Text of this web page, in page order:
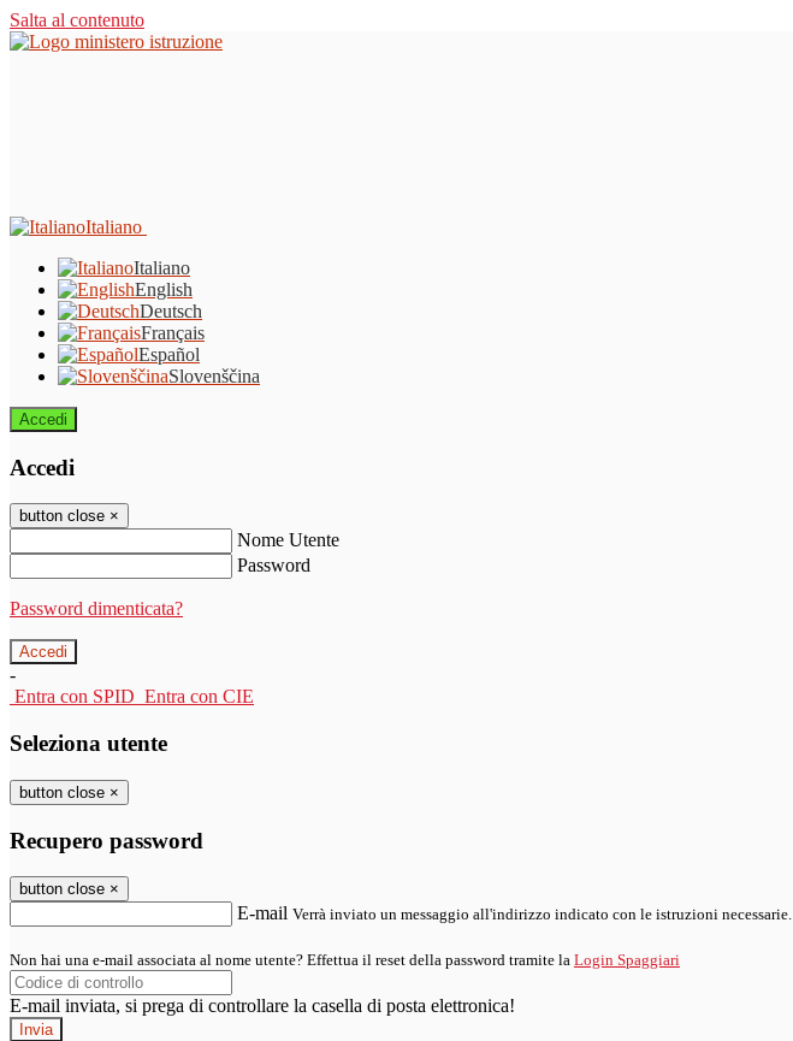
Salta al contenuto
Italiano
Italiano
English
Deutsch
Français
Español
Slovenščina
Accedi
Accedi
button close ×
Nome Utente
Password
Password dimenticata?
-
Entra con SPID Entra con CIE
Seleziona utente
button close ×
Recupero password
button close ×
E-mail Verrà inviato un messaggio all'indirizzo indicato con le istruzioni necessarie.
Non hai una e-mail associata al nome utente? Effettua il reset della password tramite la Login Spaggiari
E-mail inviata, si prega di controllare la casella di posta elettronica!